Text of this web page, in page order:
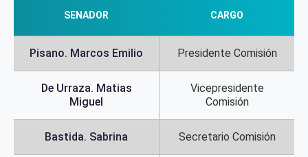
CULTURA
SENADOR CARGO
Pisano. Marcos Emilio Presidente Comisión
De Urraza. Matias
Miguel
Vicepresidente
Comisión
Bastida. Sabrina Secretario Comisión